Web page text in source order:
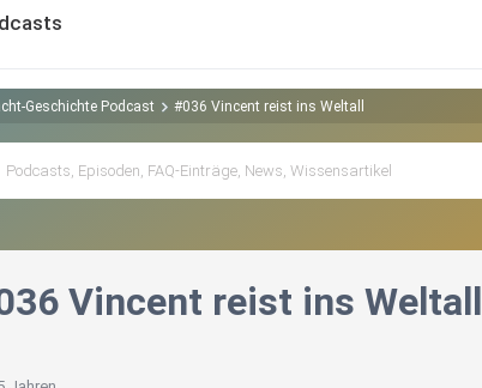
Geschichte Podcast #036 Vincent reist ins Weltall
Vincent reist ins Weltall